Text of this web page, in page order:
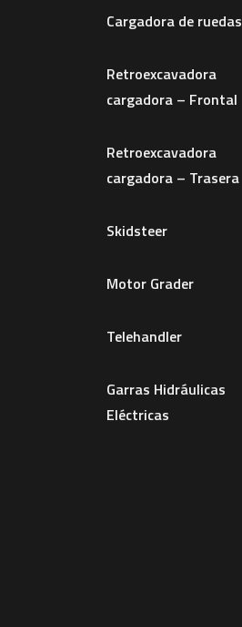
Cargadora de ruedas
Retroexcavadora
cargadora – Frontal
Retroexcavadora
cargadora – Trasera
Skidsteer
Motor Grader
Telehandler
Garras Hidráulicas
Eléctricas